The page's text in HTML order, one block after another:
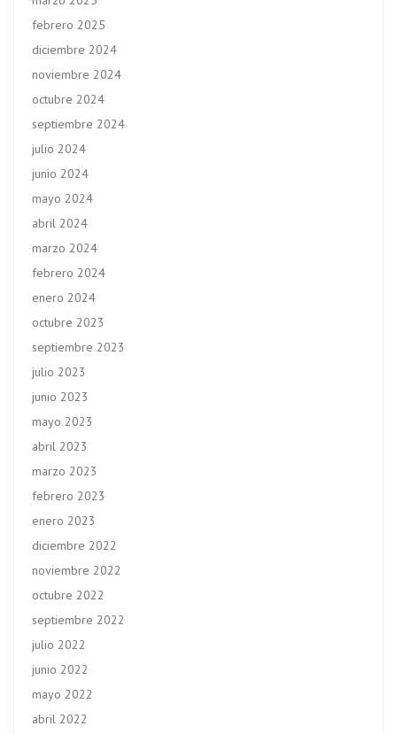
febrero 2025
diciembre 2024
noviembre 2024
octubre 2024
septiembre 2024
julio 2024
junio 2024
mayo 2024
abril 2024
marzo 2024
febrero 2024
enero 2024
octubre 2023
septiembre 2023
julio 2023
junio 2023
mayo 2023
abril 2023
marzo 2023
febrero 2023
enero 2023
diciembre 2022
noviembre 2022
octubre 2022
septiembre 2022
julio 2022
junio 2022
mayo 2022
abril 2022